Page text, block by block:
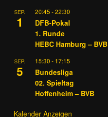
SEP.
1
20:45 -22:30
DFB-Pokal
1. Runde
HEBC Hamburg – BVB
SEP.
5
15:30 - 17:15
Bundesliga
02. Spieltag
Hoffenheim – BVB
Kalender Anzeigen